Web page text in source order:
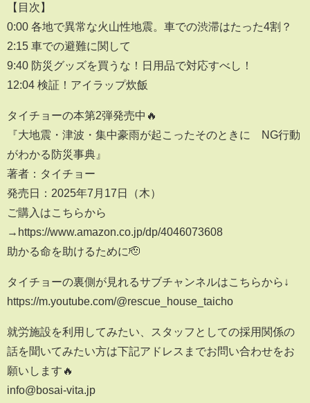
【目次】
0:00 各地で異常な火山性地震。車での渋滞はたった4割？
2:15 車での避難に関して
9:40 防災グッズを買うな！日用品で対応すべし！
12:04 検証！アイラップ炊飯
タイチョーの本第2弾発売中🔥
『大地震・津波・集中豪雨が起こったそのときに NG行動
がわかる防災事典』
著者：タイチョー
発売日：2025年7月17日（木）
ご購入はこちらから
→https://www.amazon.co.jp/dp/4046073608
助かる命を助けるために🫡
タイチョーの裏側が見れるサブチャンネルはこちらから↓
https://m.youtube.com/@rescue_house_taicho
就労施設を利用してみたい、スタッフとしての採用関係の
話を聞いてみたい方は下記アドレスまでお問い合わせをお
願いします🔥
info@bosai-vita.jp